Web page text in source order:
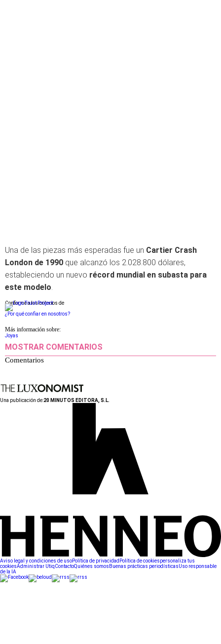
Una de las piezas más esperadas fue un Cartier Crash
London de 1990 que alcanzó los 2.028.800 dólares,
estableciendo un nuevo récord mundial en subasta para
este modelo.
Conforme a los criterios de
¿Por qué confiar en nosotros?
Más información sobre:
Joyas
MOSTRAR COMENTARIOS
Comentarios
Una publicación de:20 MINUTOS EDITORA, S.L.
Aviso legal y condiciones de usoPolítica de privacidad Política de cookiespersonaliza tus
cookiesAdministrar UtiqContactoQuiénes somos Buenas prácticas periodísticasUso responsable
de la IA